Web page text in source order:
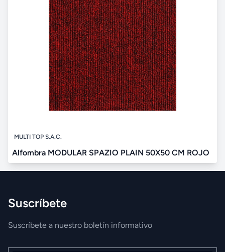
MULTI TOP S.A.C.
Alfombra MODULAR SPAZIO PLAIN 50X50 CM ROJO
Suscríbete
Suscríbete a nuestro boletín informativo